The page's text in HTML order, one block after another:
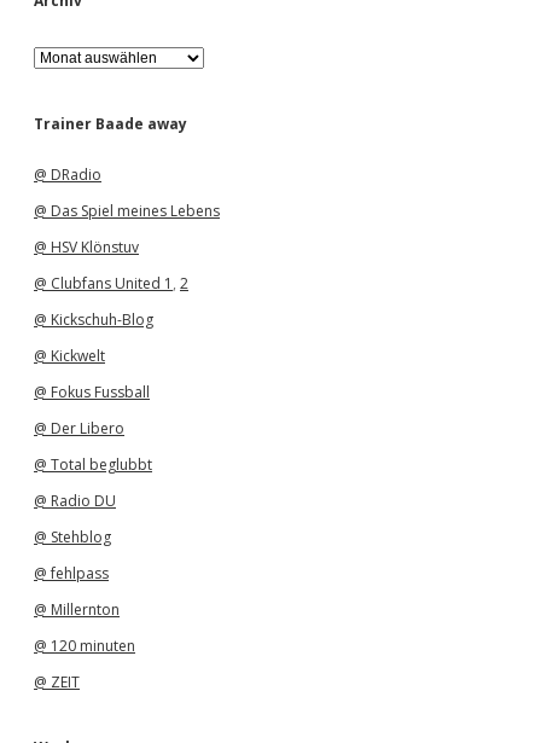
A
r
h
Trainer Baade away
@ DRadio
@ Das Spiel meines Lebens
@ HSV Klönstuv
@ Clubfans United 1 , 2
@ Kickschuh-Blog
@ Kickwelt
@ Fokus Fussball
@ Der Libero
@ Total beglubbt
@ Radio DU
@ Stehblog
@ fehlpass
@ Millernton
@ 120 minuten
@ ZEIT